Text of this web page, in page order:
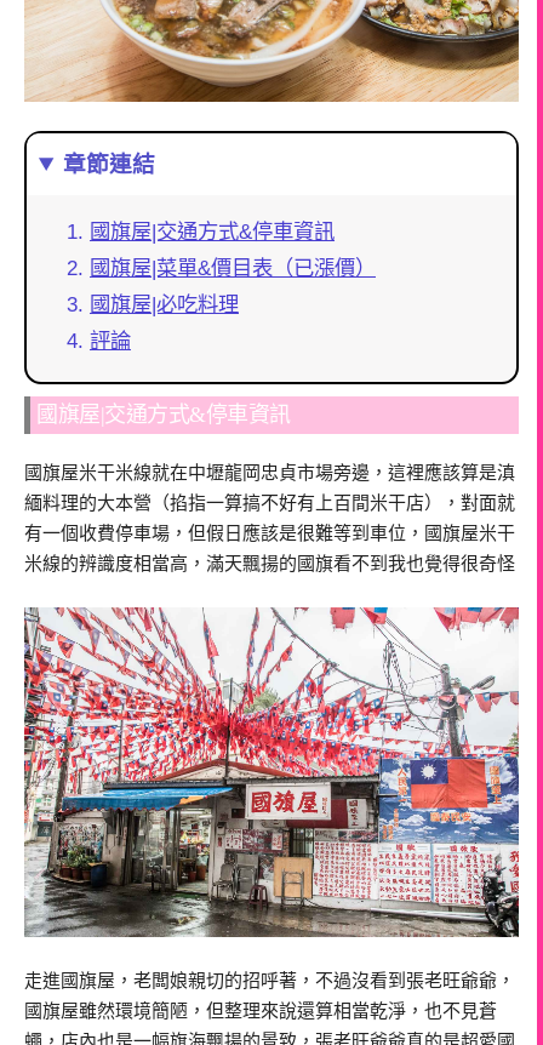
章節連結
國旗屋|交通方式&停車資訊
國旗屋|菜單&價目表（已漲價）
國旗屋|必吃料理
評論
國旗屋|交通方式&停車資訊
國旗屋米干米線就在中壢龍岡忠貞市場旁邊，這裡應該算是滇
緬料理的大本營（掐指一算搞不好有上百間米干店），對面就
有一個收費停車場，但假日應該是很難等到車位，國旗屋米干
米線的辨識度相當高，滿天飄揚的國旗看不到我也覺得很奇怪
走進國旗屋，老闆娘親切的招呼著，不過沒看到張老旺爺爺，
國旗屋雖然環境簡陋，但整理來說還算相當乾淨，也不見蒼